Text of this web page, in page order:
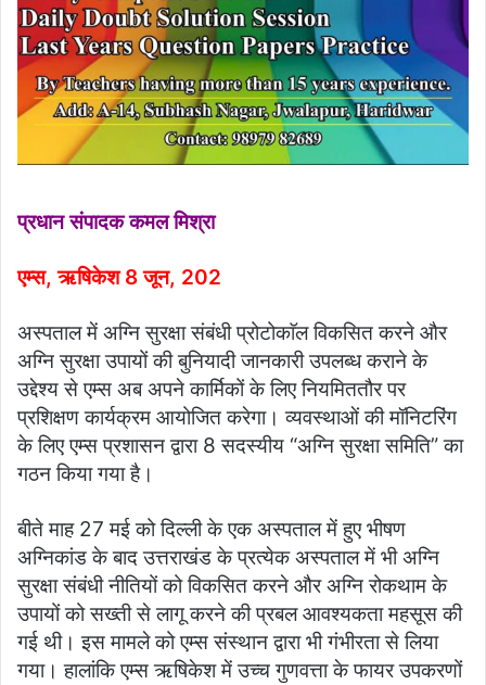
प्रधान संपादक कमल मिश्रा
एम्स, ऋषिकेश 8 जून, 202
अस्पताल में अग्नि सुरक्षा संबंधी प्रोटोकाॅल विकसित करने और
अग्नि सुरक्षा उपायों की बुनियादी जानकारी उपलब्ध कराने के
उद्देश्य से एम्स अब अपने कार्मिकों के लिए नियमिततौर पर
प्रशिक्षण कार्यक्रम आयोजित करेगा। व्यवस्थाओं की मॉनिटरिंग
के लिए एम्स प्रशासन द्वारा 8 सदस्यीय “अग्नि सुरक्षा समिति” का
गठन किया गया है।
बीते माह 27 मई को दिल्ली के एक अस्पताल में हुए भीषण
अग्निकांड के बाद उत्तराखंड के प्रत्येक अस्पताल में भी अग्नि
सुरक्षा संबंधी नीतियों को विकसित करने और अग्नि रोकथाम के
उपायों को सख्ती से लागू करने की प्रबल आवश्यकता महसूस की
गई थी। इस मामले को एम्स संस्थान द्वारा भी गंभीरता से लिया
गया। हालांकि एम्स ऋषिकेश में उच्च गुणवत्ता के फायर उपकरणों